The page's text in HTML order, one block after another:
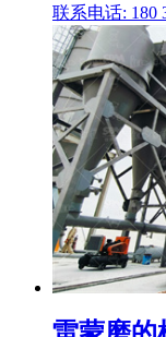
联系电话: 180